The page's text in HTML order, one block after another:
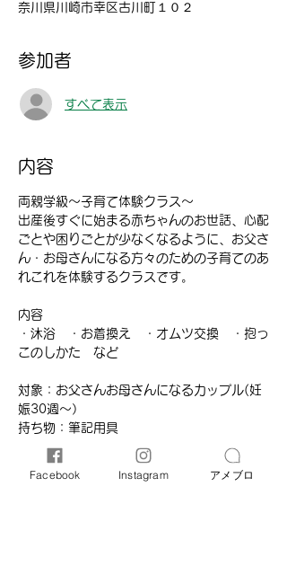
奈川県川崎市幸区古川町１０２
参加者
すべて表示
内容
両親学級～子育て体験クラス～
出産後すぐに始まる赤ちゃんのお世話、心配
ごとや困りごとが少なくなるように、お父さ
ん・お母さんになる方々のための子育てのあ
れこれを体験するクラスです。
内容
・沐浴　・お着換え　・オムツ交換　・抱っ
このしかた　など
対象：お父さんお母さんになるカップル(妊
娠30週～）
持ち物：筆記用具
続きを読む >>
Facebook Instagram アメブロ